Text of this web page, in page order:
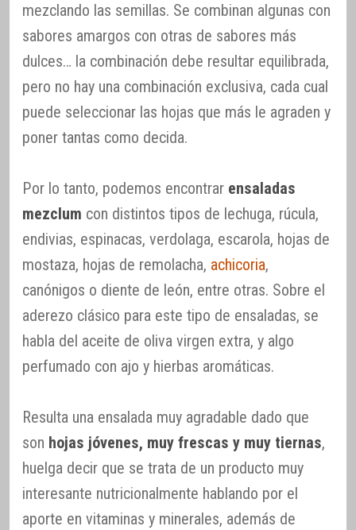
mezclando las semillas. Se combinan algunas con
sabores amargos con otras de sabores más
dulces… la combinación debe resultar equilibrada,
pero no hay una combinación exclusiva, cada cual
puede seleccionar las hojas que más le agraden y
poner tantas como decida.
Por lo tanto, podemos encontrar ensaladas
mezclum con distintos tipos de lechuga, rúcula,
endivias, espinacas, verdolaga, escarola, hojas de
mostaza, hojas de remolacha, achicoria,
canónigos o diente de león, entre otras. Sobre el
aderezo clásico para este tipo de ensaladas, se
habla del aceite de oliva virgen extra, y algo
perfumado con ajo y hierbas aromáticas.
Resulta una ensalada muy agradable dado que
son hojas jóvenes, muy frescas y muy tiernas,
huelga decir que se trata de un producto muy
interesante nutricionalmente hablando por el
aporte en vitaminas y minerales, además de